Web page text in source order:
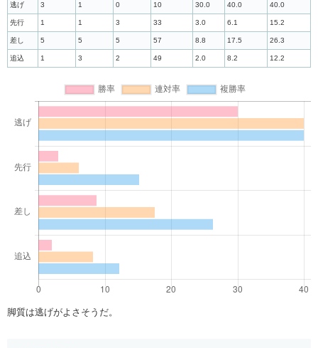
逃げ 3 1 0 10 30.0 40.0 40.0
先行 1 1 3 33 3.0 6.1 15.2
差し 5 5 5 57 8.8 17.5 26.3
追込 1 3 2 49 2.0 8.2 12.2
脚質は逃げがよさそうだ。